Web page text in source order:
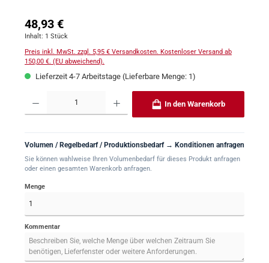
Regulärer Preis:
48,93 €
Inhalt: 1 Stück
Preis inkl. MwSt. zzgl. 5,95 € Versandkosten. Kostenloser Versand ab
150,00 €. (EU abweichend).
Lieferzeit 4-7 Arbeitstage (Lieferbare Menge: 1)
Produkt Anzahl: Gib den gewünschten Wert ein oder benutze die Schaltflächen
In den Warenkorb
Volumen / Regelbedarf / Produktionsbedarf → Konditionen anfragen
Sie können wahlweise Ihren Volumenbedarf für dieses Produkt anfragen
oder einen gesamten Warenkorb anfragen.
Menge
Kommentar